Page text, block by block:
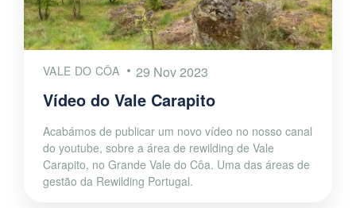
VALE DO CÔA 29 Nov 2023
Vídeo do Vale Carapito
Acabámos de publicar um novo vídeo no nosso canal
do youtube, sobre a área de rewilding de Vale
Carapito, no Grande Vale do Côa. Uma das áreas de
gestão da Rewilding Portugal.